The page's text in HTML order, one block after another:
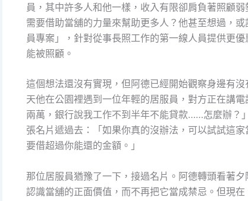
員，其中許多人和他一樣，收入有限卻肩負著照顧
需要借助當舖的力量來幫助更多人？他甚至想過，
員專案」，針對從事長照工作的第一線人員提供更優
能被照顧。
這個想法還沒有實現，但阿德已經開始觀察身邊有
天他在公園裡遇到一位年輕的居服員，對方正在講
兩萬，銀行說我工作不到半年不能貸款……怎麼辦？
張名片遞過去：「如果你真的沒辦法，可以試試這
要借超過你能還的金額。」
那位居服員猶豫了一下，接過名片。阿德轉頭看著
認識當舖的正面價值，而不再把它當成禁忌。但現